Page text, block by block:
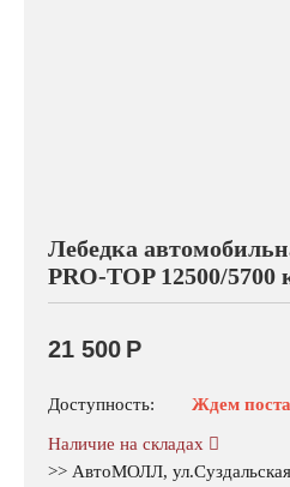
Лебедка
PRO-TOP 12500/5700
21 500 Р
Доступность: Ждем
Наличие на складах
>> АвтоМОЛЛ,